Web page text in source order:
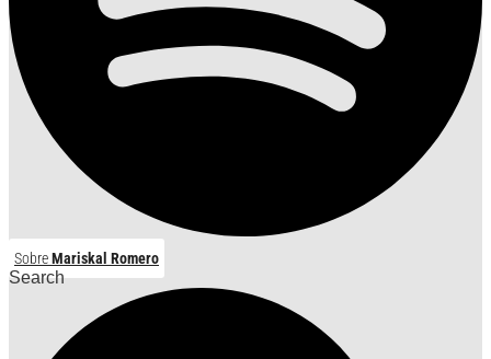
SobreMariskal Romero
Search